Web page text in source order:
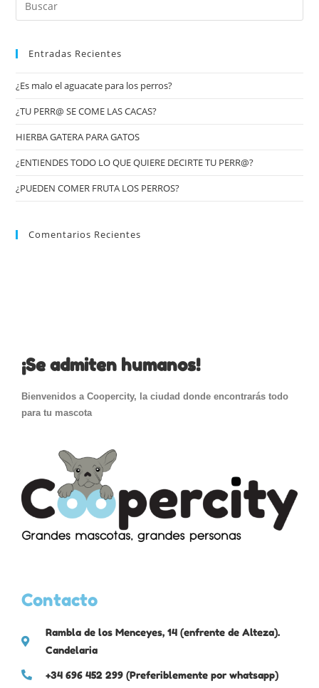
Entradas Recientes
¿Es malo el aguacate para los perros?
¿TU PERR@ SE COME LAS CACAS?
HIERBA GATERA PARA GATOS
¿ENTIENDES TODO LO QUE QUIERE DECIRTE TU PERR@?
¿PUEDEN COMER FRUTA LOS PERROS?
Comentarios Recientes
¡Se admiten humanos!
Bienvenidos a Coopercity, la ciudad donde encontrarás todo
para tu mascota
Contacto
Rambla de los Menceyes, 14 (enfrente de Alteza).
Candelaria
+34 696 452 299 (Preferiblemente por whatsapp)